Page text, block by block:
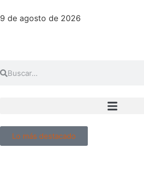
9 de agosto de 2026
Lo más destacado